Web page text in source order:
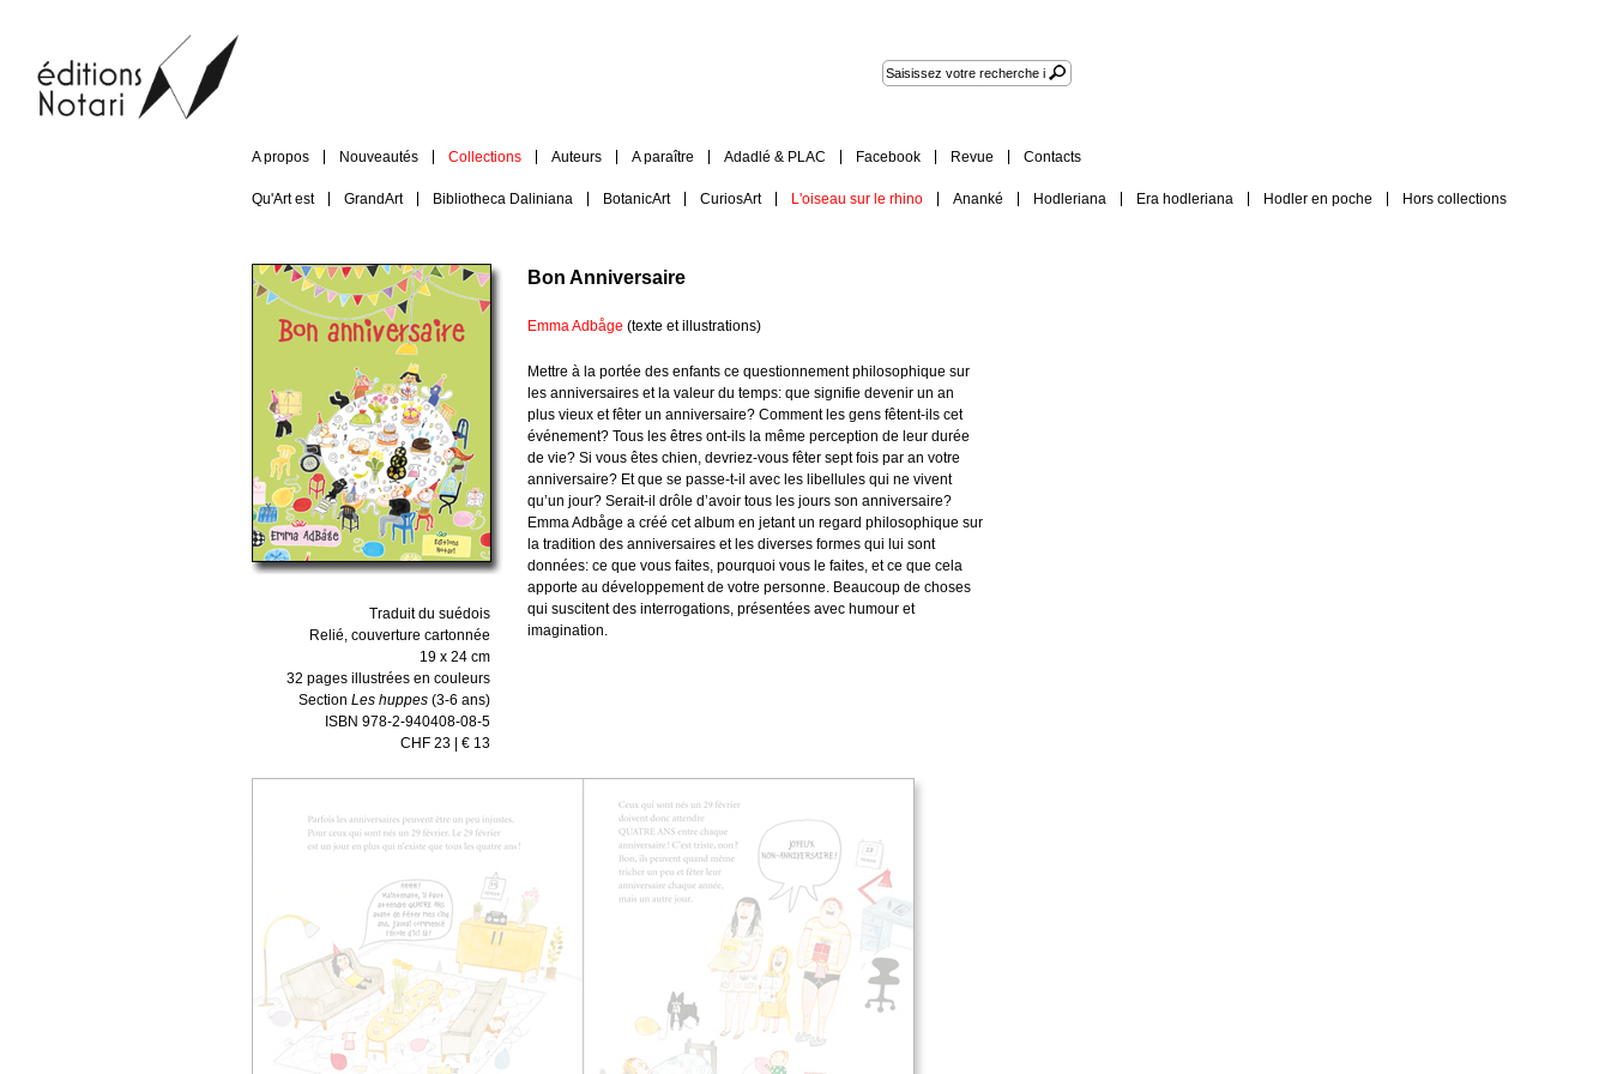
A propos Nouveautés Collections
Qu'Art est GrandArt Bibliotheca Daliniana BotanicArt CuriosArt L'oiseau sur le rhino Ananké Hodleriana Era hodleriana Hodler en poche Hors collections
Auteurs A paraître Adadlé & PLAC Facebook Revue Contacts
Traduit du suédois
Relié, couverture cartonnée
19 x 24 cm
32 pages illustrées en couleurs
Section Les huppes (3-6 ans)
ISBN 978-2-940408-08-5
CHF 23 | € 13
Bon Anniversaire
Emma Adbåge (texte et illustrations)
Mettre à la portée des enfants ce questionnement philosophique sur
les anniversaires et la valeur du temps: que signifie devenir un an
plus vieux et fêter un anniversaire? Comment les gens fêtent-ils cet
événement? Tous les êtres ont-ils la même perception de leur durée
de vie? Si vous êtes chien, devriez-vous fêter sept fois par an votre
anniversaire? Et que se passe-t-il avec les libellules qui ne vivent
qu’un jour? Serait-il drôle d’avoir tous les jours son anniversaire?
Emma Adbåge a créé cet album en jetant un regard philosophique sur
la tradition des anniversaires et les diverses formes qui lui sont
données: ce que vous faites, pourquoi vous le faites, et ce que cela
apporte au développement de votre personne. Beaucoup de choses
qui suscitent des interrogations, présentées avec humour et
imagination.